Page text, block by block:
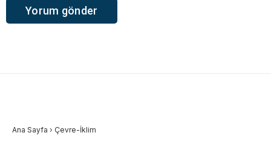
Ana Sayfa › Çevre-İklim